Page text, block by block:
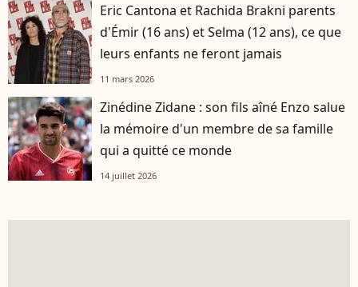
Eric Cantona et Rachida Brakni parents
d'Émir (16 ans) et Selma (12 ans), ce que
leurs enfants ne feront jamais
11 mars 2026
Zinédine Zidane : son fils aîné Enzo salue
la mémoire d'un membre de sa famille
qui a quitté ce monde
14 juillet 2026